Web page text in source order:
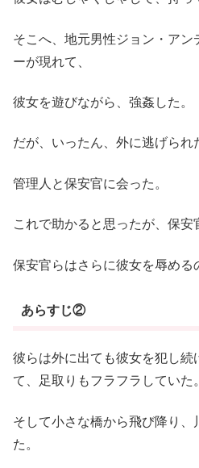
そこへ、地元男性ジョン・アン
ーが現れて、
彼女を遊びながら、強姦した。
だが、いったん、外に逃げられ
管理人と保安官に会った。
これで助かると思ったが、保安
保安官らはさらに彼女を辱める
あらすじ②
彼らは外に出ても彼女を犯し続
て、足取りもフラフラしていた。
そして小さな橋から飛び降り
た。